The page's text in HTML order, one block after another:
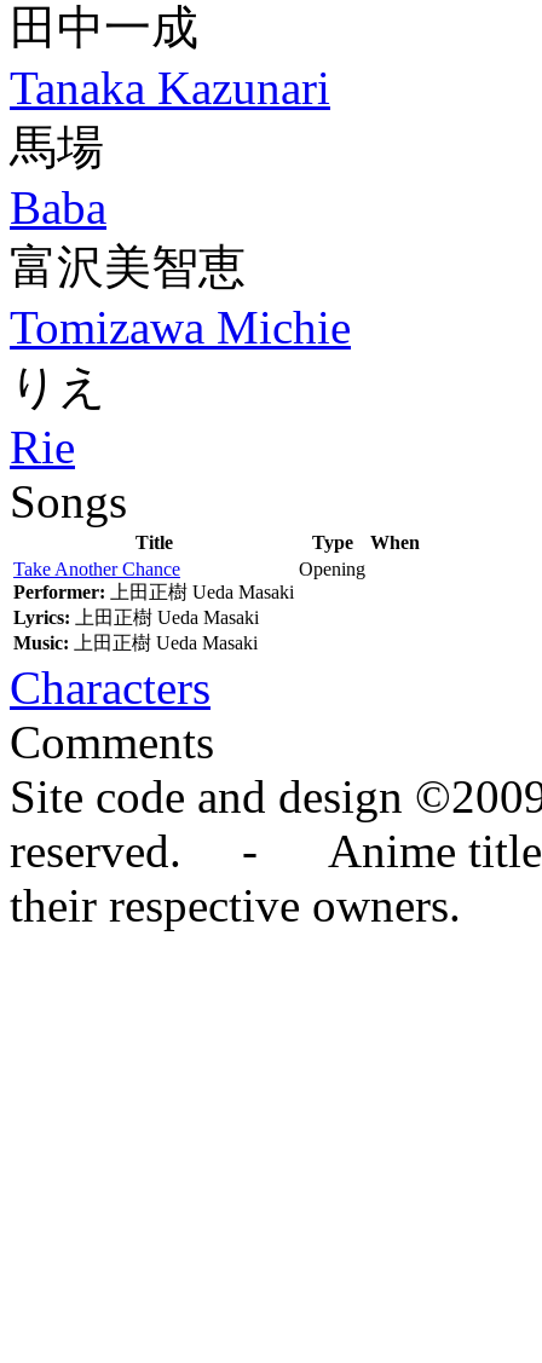
田中一成
Tanaka Kazunari
馬場
Baba
富沢美智恵
Tomizawa Michie
りえ
Rie
Songs
Title Type
When
Take Another Chance
Performer:
上田正樹 Ueda Masaki
Lyrics:
上田正樹 Ueda Masaki
Music:
上田正樹 Ueda Masaki
Opening
Characters
Comments
Site code and design
reserved. - Anime titles,
their respective owners.